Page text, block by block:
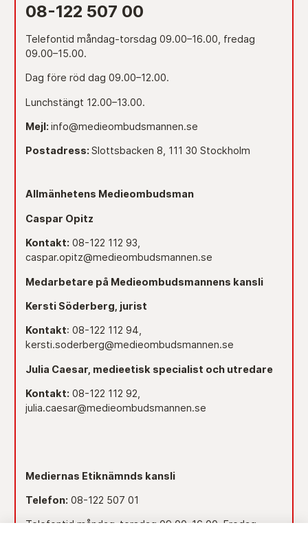
08-122 507 00
Telefontid måndag-torsdag 09.00–16.00, fredag
09.00–15.00.
Dag före röd dag 09.00–12.00.
Lunchstängt 12.00–13.00.
Mejl: info@medieombudsmannen.se
Postadress: Slottsbacken 8, 111 30 Stockholm
Allmänhetens Medieombudsman
Caspar Opitz
Kontakt: 08-122 112 93,
caspar.opitz@medieombudsmannen.se
Medarbetare på Medieombudsmannens kansli
Kersti Söderberg, jurist
Kontakt: 08-122 112 94,
kersti.soderberg@medieombudsmannen.se
Julia Caesar, medieetisk specialist och utredare
Kontakt: 08-122 112 92,
julia.caesar@medieombudsmannen.se
Mediernas Etiknämnds kansli
Telefon: 08-122 507 01
Telefontid måndag-torsdag 09.00–16.00. Fredag